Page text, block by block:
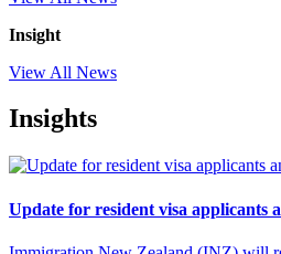
Insight
View All News
Insights
Update for resident visa applicants